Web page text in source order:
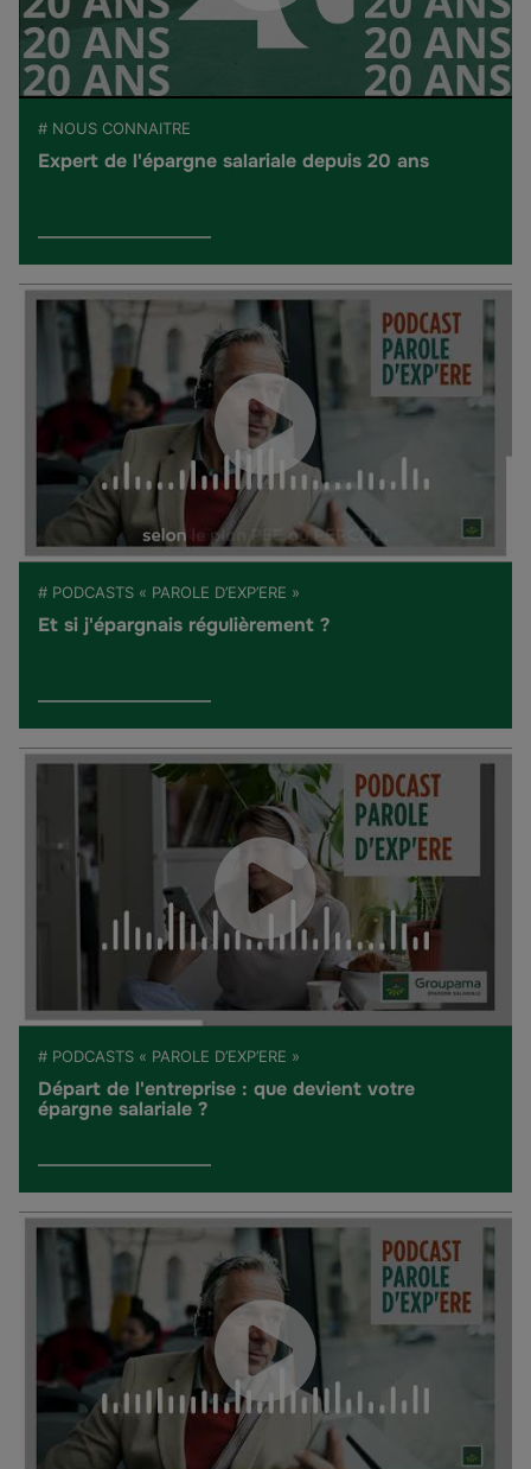
# NOUS CONNAITRE
Expert de l'épargne salariale depuis 20 ans
# PODCASTS « PAROLE D’EXP’ERE »
Et si j'épargnais régulièrement ?
# PODCASTS « PAROLE D’EXP’ERE »
Départ de l'entreprise : que devient votre
épargne salariale ?